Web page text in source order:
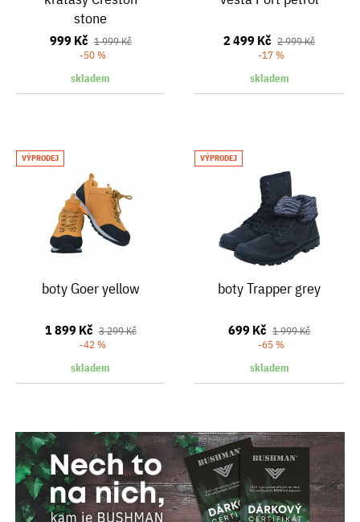
stone
999 Kč 1 999 Kč
-50 %
skladem
2 499 Kč 2 999 Kč
-17 %
skladem
VÝPRODEJ
boty Goer yellow
1 899 Kč 3 299 Kč
-42 %
skladem
VÝPRODEJ
boty Trapper grey
699 Kč 1 999 Kč
-65 %
skladem